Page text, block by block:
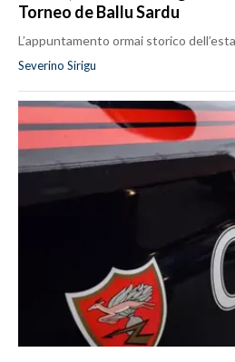
Torneo de Ballu Sardu
L’appuntamento ormai storico
Severino Sirigu